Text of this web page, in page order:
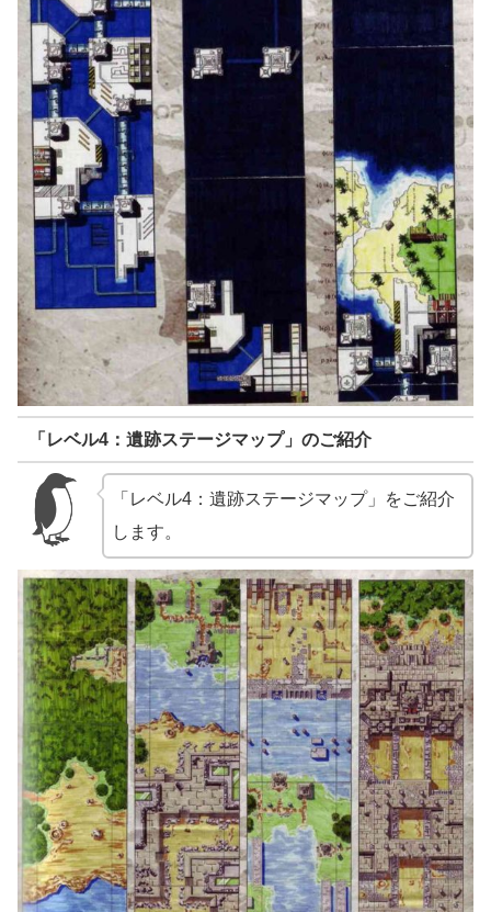
「レベル4：遺跡ステージマップ」のご紹介
「レベル4：遺跡ステージマップ」をご紹介
します。